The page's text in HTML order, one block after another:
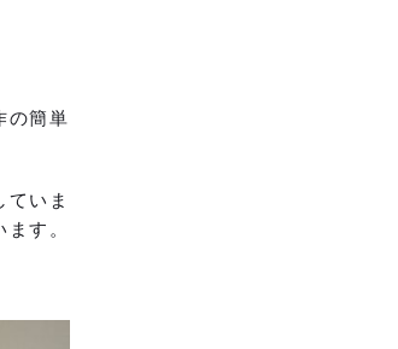
の簡単
いま
す。